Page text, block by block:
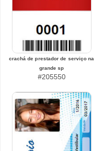
crachá de prestador de serviço na
grande sp
#205550